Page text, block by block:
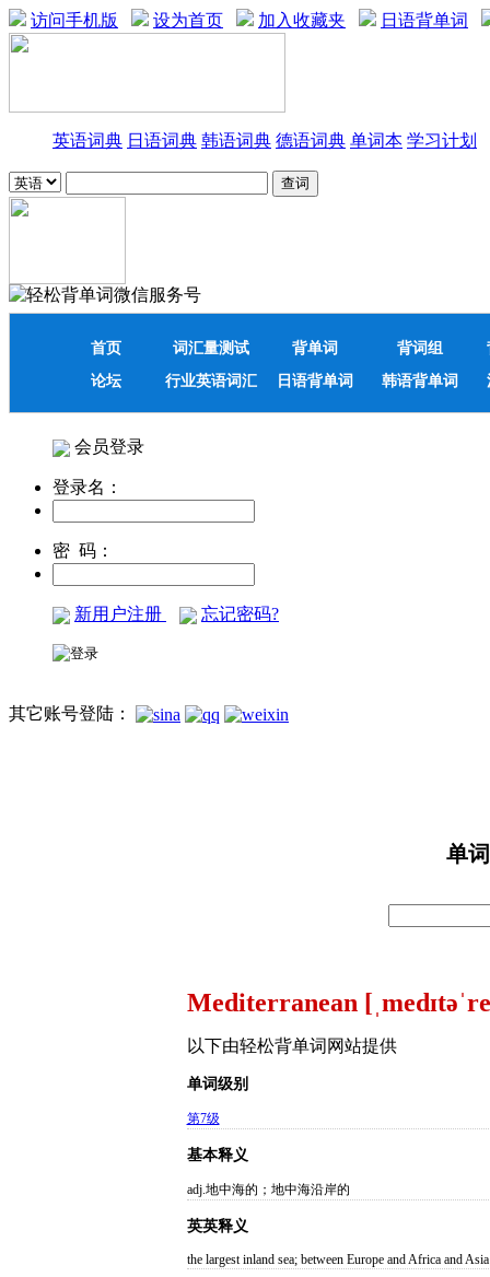
访问手机版 设为首页 加入收藏夹 日语背单词
英语词典 日语词典 韩语词典 德语词典 单词本 学习计划
首页 词汇量测试 背单词 背词组
论坛
行业英语词汇 日语背单词 韩语背单词
会员登录
登录名：
密 码：
新用户注册 忘记密码?
其它账号登陆：
单
Mediterranean
以下由轻松背单词网站提供
单词级别
第7级
基本释义
adj.地中海的；地中海沿岸的
英英释义
the largest inland sea; between Europe and Africa and Asia